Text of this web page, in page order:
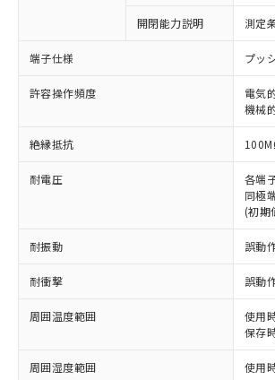
開閉能力説明 測定
端子仕様 プッ
許容操作頻度
電気
機械
絶縁抵抗
耐電圧
各端
同極
(初期
耐振動 誤動
耐衝撃 誤動
周囲温度範囲
使用
保存
周囲湿度範囲 使用
以下の条件をお読みいただき、同
ご利用ください。
本サービスは、当社制御機器
商品の当社在庫状況および
当社制御機器事業取扱商品
本サービスの対象外となる
ことをご了承ください。
在庫状況および標準価格照会
記載している更新日時点で
タに基づき作成されるもの
覧された時点での実際の在庫
準価格とは異なる場合があ
正式な納期状況および標準
様のお取引先、またはお客
ムロン制御機器販売店・当
対応予定なし：EU RoHS指令（
非含有に非対応の商品で、対応品
定はありません。
調査・確認中：EU RoHS指令（
非含有の対応状況を調査中または
非該当品：ライセンス料など無形
害物質有無と関係のない商品です
いたものが、含有品と判明した場
むを得ず変更することがあります
六価クロム(Cr(Ⅵ)) 1000ppm以下、ポリ臭
類(PBB) 1000ppm以下、ポリ臭化ジフェニ
(PBDE) 1000ppm以下、フタル酸ビス(2-エ
ル) (DEHP)(別名：DOP) 1000ppm以下、フ
ルベンジル（BBP） 1000ppm以下、フタル
（DBP） 1000ppm以下、フタル酸ジイソ
(DIBP) 1000ppm以下
※1 中国RoHS○×表
「○」：最大均質材料含有率が中
基準値以下であることを示します
「×」：最大均質材料含有率が中
基準値を超えていることを示しま
「－」：未確認です。当社販売部
*中国RoHS10物質の基準値 (GB/T26572)：
Pb(鉛) :1000ppm、 Hg(水銀) : 1000ppm、
Cr(Ⅵ)(六価クロム) : 1000ppm、 PBBs(ポ
ニル類) : 1000ppm、 PBDEs(ポリ臭化ジフ
DBP(フタル酸ジブチル) : 1000ppm、
イソブチル) : 1000ppm、 BBP(フタル酸ブ
ル) : 1000ppm、
当社は、これら貴社製品の
為替および外国貿易法に定め
（以下｢規制貨物等」という
または国外への提供する場
国政府の輸出許可(または役
可)を取得するなどの必要な
当社は規制貨物を破棄する
全に破砕するなど、違法に
いよう必要な手段を講じま
○ 一定数以上の在庫あり
一定数には満たないが在